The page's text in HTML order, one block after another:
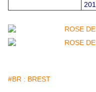
#BR : BREST